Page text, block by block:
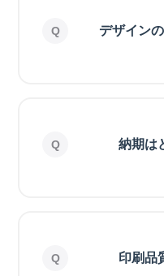
デザイン
納期は
印刷品